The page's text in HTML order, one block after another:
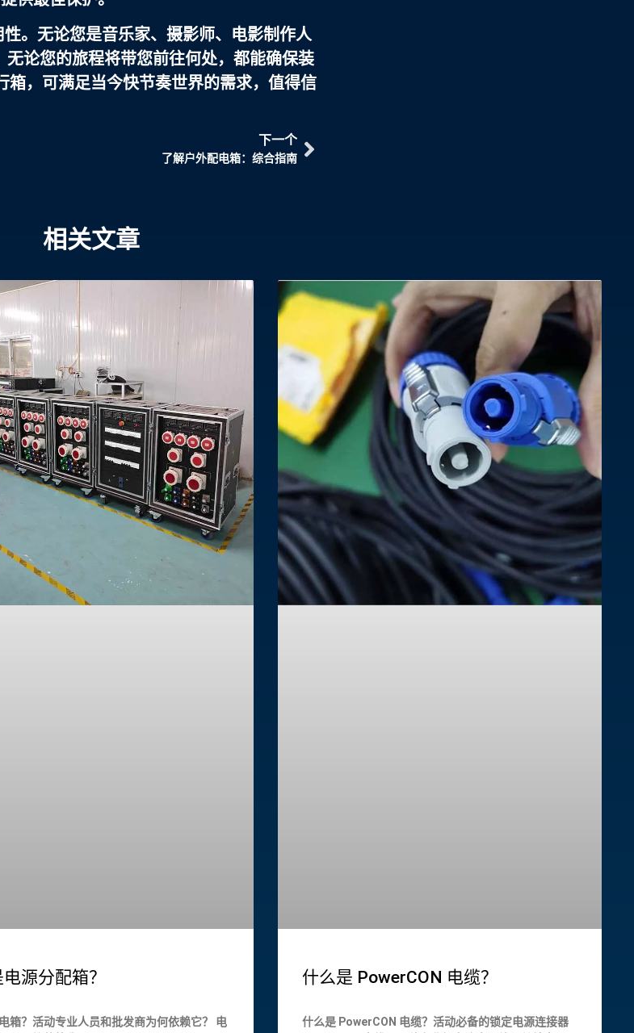
。无论您是音乐家、摄影师、电影制作人
论您的旅程将带您前往何处，都能确保装
，可满足当今快节奏世界的需求，值得信
下一个
了解户外配电箱：综合指南
相关文章
源分配箱？
箱？活动专业人员和批发商为何依赖它？ 电
什么是 PowerCON 电缆？
什么是 PowerCON 电缆？活动必备的锁定电源连接器